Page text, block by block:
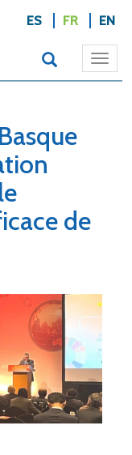
ES FR EN
de